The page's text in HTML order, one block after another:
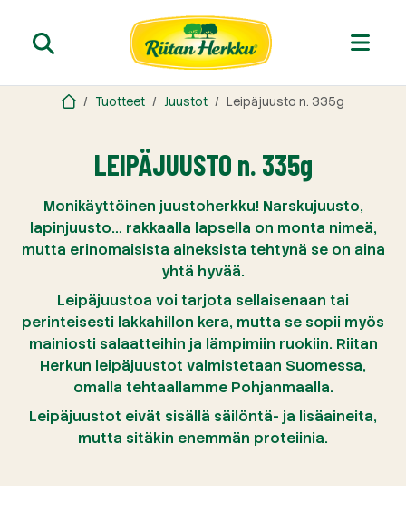
Tuotteet Juustot Leipäjuusto n. 335g
LEIPÄJUUSTO n. 335g
Monikäyttöinen juustoherkku! Narskujuusto,
lapinjuusto… rakkaalla lapsella on monta nimeä,
mutta erinomaisista aineksista tehtynä se on aina
yhtä hyvää.
Leipäjuustoa voi tarjota sellaisenaan tai
perinteisesti lakkahillon kera, mutta se sopii myös
mainiosti salaatteihin ja lämpimiin ruokiin. Riitan
Herkun leipäjuustot valmistetaan Suomessa,
omalla tehtaallamme Pohjanmaalla.
Leipäjuustot eivät sisällä säilöntä- ja lisäaineita,
mutta sitäkin enemmän proteiinia.